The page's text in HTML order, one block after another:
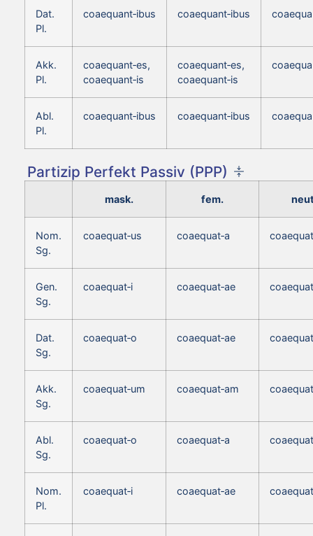
Dat.
Pl.
coaequant‑ibus coaequant‑ibus
Akk.
Pl.
coaequant‑es,
coaequant‑is
coaequant‑es,
coaequant‑is
Abl.
Pl.
coaequant‑ibus coaequant‑ibus
Partizip Perfekt Passiv (PPP)
mask. fem.
Nom.
Sg.
coaequat‑us coaequat‑a
Gen.
Sg.
coaequat‑i coaequat‑ae
Dat.
Sg.
coaequat‑o coaequat‑ae
Akk.
Sg.
coaequat‑um coaequat‑am
Abl.
Sg.
coaequat‑o coaequat‑a
Nom.
Pl.
coaequat‑i coaequat‑ae